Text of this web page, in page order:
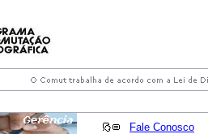
Fale Conosco